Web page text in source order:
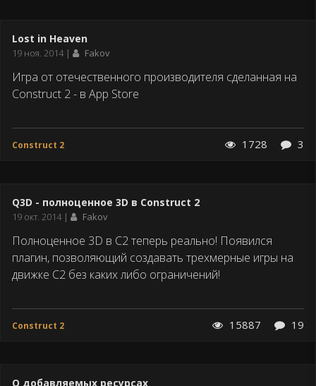
Lost in Heaven
Дата
19 ноя. 2014 Fakov
Игра от отечественного производителя сделанная на
Construct 2 - в App Store
Construct 2 1728 3
Q3D - полноценное 3D в Construct 2
Дата
19 окт. 2014 Fakov
Полноценное 3D в С2 теперь реально! Появился
плагин, позволяющий создавать трехмерные игры на
движке С2 без каких либо ограничений!
Construct 2 15887 19
О добавляемых ресурсах